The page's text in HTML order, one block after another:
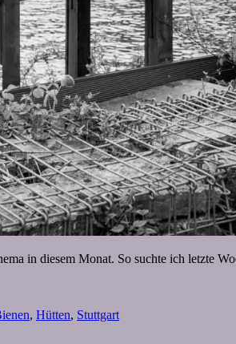
in diesem Monat. So suchte ich letzte
, Hütten, Stuttgart